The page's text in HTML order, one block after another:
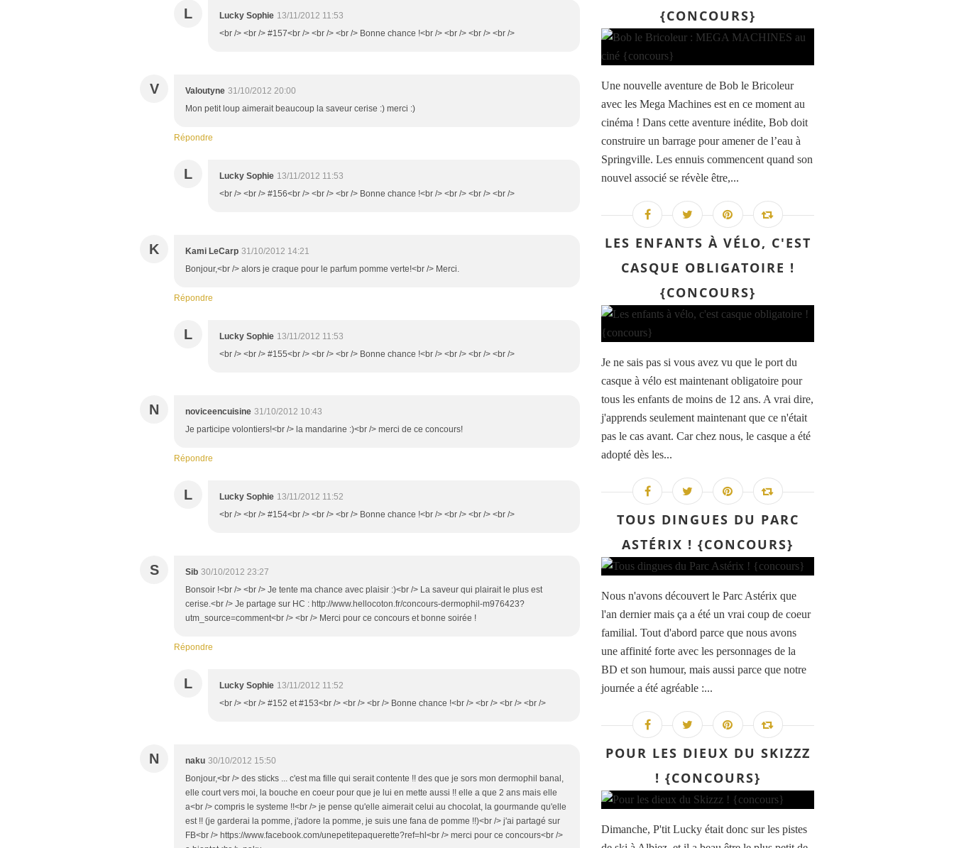
L Lucky Sophie 13/11/2012 11:53
<br /> <br /> #157<br /> <br /> <br /> Bonne chance !<br /> <br /> <br /> <br />
V Valoutyne 31/10/2012 20:00
Mon petit loup aimerait beaucoup la saveur cerise :) merci :)
Répondre
L Lucky Sophie 13/11/2012 11:53
<br /> <br /> #156<br /> <br /> <br /> Bonne chance !<br /> <br /> <br /> <br />
K Kami LeCarp 31/10/2012 14:21
Bonjour,<br /> alors je craque pour le parfum pomme verte!<br /> Merci.
Répondre
L Lucky Sophie 13/11/2012 11:53
<br /> <br /> #155<br /> <br /> <br /> Bonne chance !<br /> <br /> <br /> <br />
N noviceencuisine 31/10/2012 10:43
Je participe volontiers!<br /> la mandarine :)<br /> merci de ce concours!
Répondre
L Lucky Sophie 13/11/2012 11:52
<br /> <br /> #154<br /> <br /> <br /> Bonne chance !<br /> <br /> <br /> <br />
S Sib 30/10/2012 23:27
Bonsoir !<br /> <br /> Je tente ma chance avec plaisir :)<br /> La saveur qui plairait le plus est
cerise.<br /> Je partage sur HC : http://www.hellocoton.fr/concours-dermophil-m976423?
utm_source=comment<br /> <br /> Merci pour ce concours et bonne soirée !
Répondre
L Lucky Sophie 13/11/2012 11:52
<br /> <br /> #152 et #153<br /> <br /> <br /> Bonne chance !<br /> <br /> <br /> <br />
N naku 30/10/2012 15:50
Bonjour,<br /> des sticks ... c'est ma fille qui serait contente !! des que je sors mon dermophil banal,
elle court vers moi, la bouche en coeur pour que je lui en mette aussi !! elle a que 2 ans mais elle
a<br /> compris le systeme !!<br /> je pense qu'elle aimerait celui au chocolat, la gourmande qu'elle
est !! (je garderai la pomme, j'adore la pomme, je suis une fana de pomme !!)<br /> j'ai partagé sur
FB<br /> https://www.facebook.com/unepetitepaquerette?ref=hl<br /> merci pour ce concours<br />
{CONCOURS}
Une nouvelle aventure de Bob le Bricoleur
avec les Mega Machines est en ce moment au
cinéma ! Dans cette aventure inédite, Bob doit
construire un barrage pour amener de l’eau à
Springville. Les ennuis commencent quand son
nouvel associé se révèle être,...
LES ENFANTS À VÉLO, C'EST
CASQUE OBLIGATOIRE !
{CONCOURS}
Je ne sais pas si vous avez vu que le port du
casque à vélo est maintenant obligatoire pour
tous les enfants de moins de 12 ans. A vrai dire,
j'apprends seulement maintenant que ce n'était
pas le cas avant. Car chez nous, le casque a été
adopté dès les...
TOUS DINGUES DU PARC
ASTÉRIX ! {CONCOURS}
Nous n'avons découvert le Parc Astérix que
l'an dernier mais ça a été un vrai coup de coeur
familial. Tout d'abord parce que nous avons
une affinité forte avec les personnages de la
BD et son humour, mais aussi parce que notre
journée a été agréable :...
POUR LES DIEUX DU SKIZZZ
! {CONCOURS}
Dimanche, P'tit Lucky était donc sur les pistes